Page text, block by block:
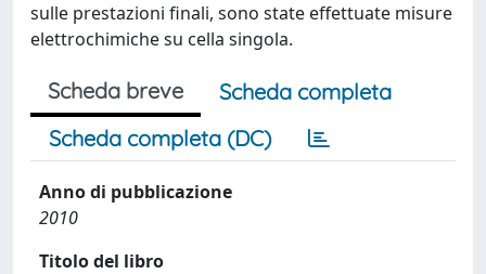
sulle prestazioni finali, sono state effettuate misure
elettrochimiche su cella singola.
Scheda breve
Scheda completa
Scheda completa (DC)
Anno di pubblicazione
2010
Titolo del libro